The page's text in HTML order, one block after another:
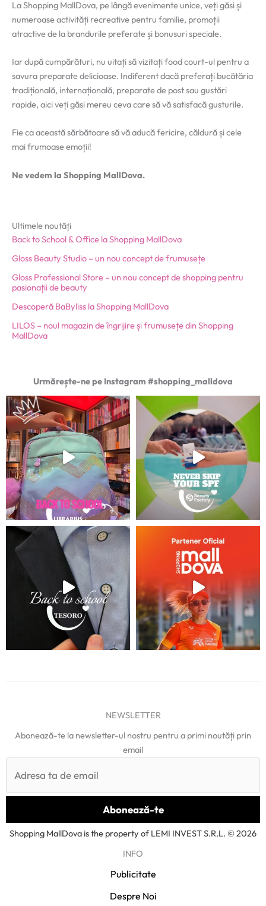
La Shopping MallDova, pe lângă evenimente unice, veți găsi și
numeroase activități recreative pentru familie, promoții
atractive de la brandurile preferate și bonusuri speciale.
Iar după cumpărături, nu uitați să vizitați food court-ul pentru a
savura preparate delicioase. Indiferent dacă preferați bucătăria
tradițională, internațională, preparate de post sau gustări
rapide, aici veți găsi mereu ceva care să vă satisfacă gusturile.
Fie ca această sărbătoare să vă aducă fericire, căldură și cele
mai frumoase emoții!
Ne vedem la Shopping MallDova.
Ultimele noutăți
Back to School & Office la Shopping MallDova
Gloss Beauty Studio – un nou concept de frumusețe
Gloss Professional Store – un nou concept de shopping pentru
pasionații de beauty
Descoperă BaByliss la Shopping MallDova
LILOS – noul magazin de îngrijire și frumusețe din Shopping
MallDova
Urmărește-ne pe Instagram #shopping_malldova
NEWSLETTER
Abonează-te la newsletter-ul nostru pentru a primi noutăți prin
email
Shopping MallDova is the property of LEMI INVEST S.R.L. © 2026
INFO
Publicitate
Despre Noi